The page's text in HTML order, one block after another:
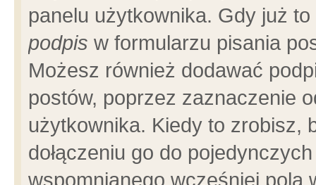
panelu użytkownika. Gdy już
podpis w formularzu pisania
Możesz również dodawać
postów, poprzez zaznaczenie
użytkownika. Kiedy to zrobisz,
dołączeniu go do
wspomnianego wcześniej pola